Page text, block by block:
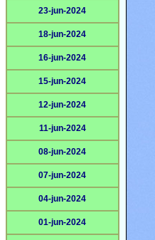
23-jun-2024
18-jun-2024
16-jun-2024
15-jun-2024
12-jun-2024
11-jun-2024
08-jun-2024
07-jun-2024
04-jun-2024
01-jun-2024